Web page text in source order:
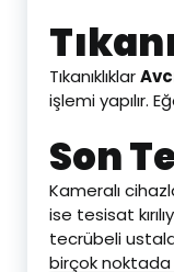
Tıkanıklıklar
işlemi yapılır.
Son
Kameralı
ise tesisat
tecrübeli
birçok noktada